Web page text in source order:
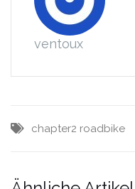
ventoux
chapter2 roadbike